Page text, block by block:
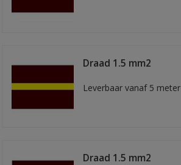
Draad 1.5 mm2
Leverbaar vanaf 5 meter
Draad 1.5 mm2